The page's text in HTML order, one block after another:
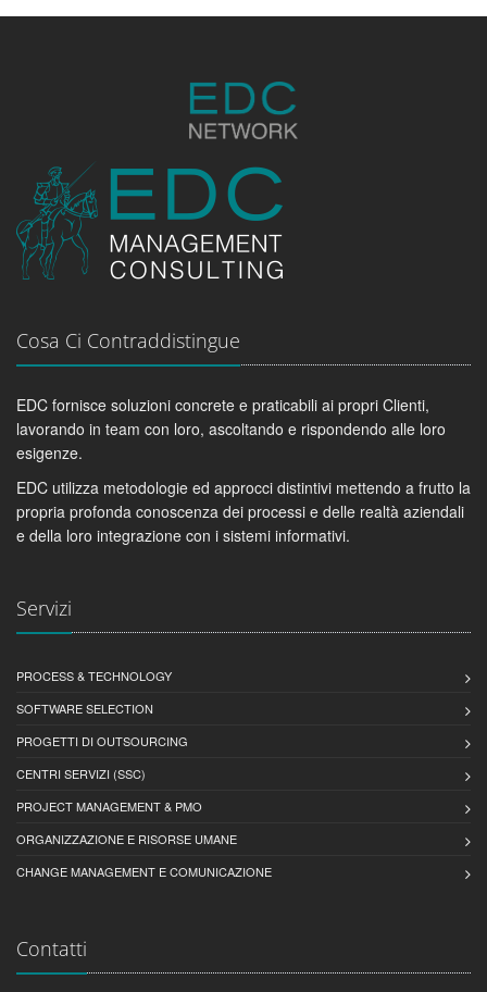
Cosa Ci Contraddistingue
EDC fornisce soluzioni concrete e praticabili ai propri Clienti,
lavorando in team con loro, ascoltando e rispondendo alle loro
esigenze.
EDC utilizza metodologie ed approcci distintivi mettendo a frutto la
propria profonda conoscenza dei processi e delle realtà aziendali
e della loro integrazione con i sistemi informativi.
Servizi
PROCESS & TECHNOLOGY
SOFTWARE SELECTION
PROGETTI DI OUTSOURCING
CENTRI SERVIZI (SSC)
PROJECT MANAGEMENT & PMO
ORGANIZZAZIONE E RISORSE UMANE
CHANGE MANAGEMENT E COMUNICAZIONE
Contatti